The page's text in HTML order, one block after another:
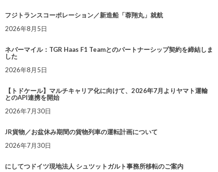
フジトランスコーポレーション／新造船「蓉翔丸」就航
2026年8月5日
ネバーマイル：TGR Haas F1 Teamとのパートナーシップ契約を締結しま
した
2026年8月5日
【トドケール】マルチキャリア化に向けて、2026年7月よりヤマト運輸
とのAPI連携を開始
2026年7月30日
JR貨物／お盆休み期間の貨物列車の運転計画について
2026年7月30日
にしてつドイツ現地法人 シュツットガルト事務所移転のご案内